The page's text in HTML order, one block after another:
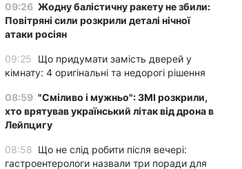
09:26 Жодну балістичну ракету не збили:
Повітряні сили розкрили деталі нічної
атаки росіян
09:25
Що придумати замість дверей у
кімнату: 4 оригінальні та недорогі рішення
08:59 "Сміливо і мужньо": ЗМІ розкрили,
хто врятував український літак від дрона в
Лейпцигу
08:58 Що не слід робити після вечері:
гастроентерологи назвали три поради для